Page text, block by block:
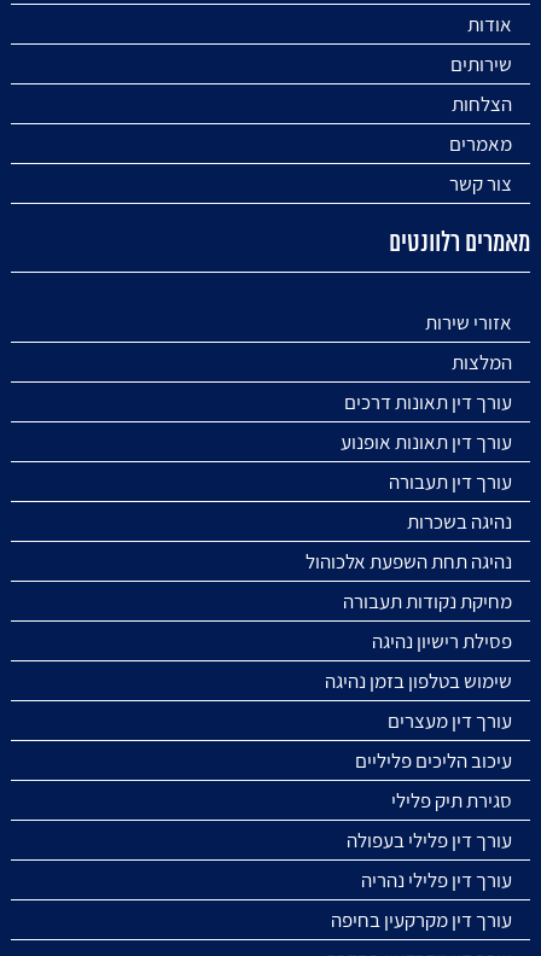
אודות
שירותים
הצלחות
מאמרים
צור קשר
מאמרים רלוונטים
אזורי שירות
המלצות
עורך דין תאונות דרכים
עורך דין תאונות אופנוע
עורך דין תעבורה
נהיגה בשכרות
נהיגה תחת השפעת אלכוהול
מחיקת נקודות תעבורה
פסילת רישיון נהיגה
שימוש בטלפון בזמן נהיגה
עורך דין מעצרים
עיכוב הליכים פליליים
סגירת תיק פלילי
עורך דין פלילי בעפולה
עורך דין פלילי נהריה
עורך דין מקרקעין בחיפה